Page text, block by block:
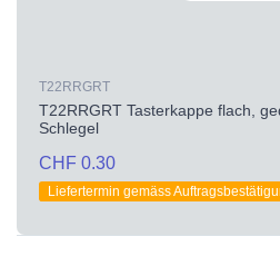
T22RRGRT
T22RRGRT Tasterkappe flach,
Schlegel
CHF 0.30
Liefertermin gemäss